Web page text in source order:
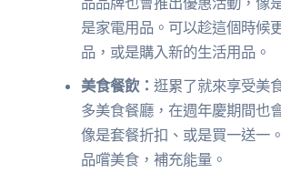
是家電用品。可以趁這個時候
品，或是購入新的生活用品。
美食餐飲：逛累了就來享受美
多美食餐廳，在週年慶期間也
像是套餐折扣、或是買一送一
品嚐美食，補充能量。